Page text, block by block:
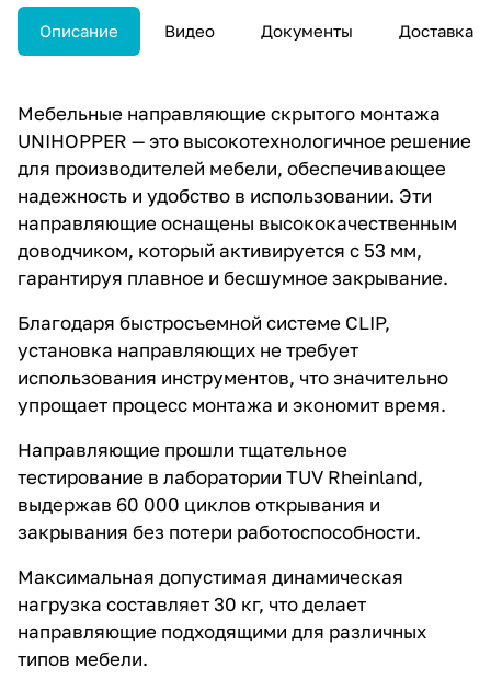
Описание Видео Документы Доставка
Мебельные направляющие скрытого монтажа
UNIHOPPER — это высокотехнологичное решение
для производителей мебели, обеспечивающее
надежность и удобство в использовании. Эти
направляющие оснащены высококачественным
доводчиком, который активируется с 53 мм,
гарантируя плавное и бесшумное закрывание.
Благодаря быстросъемной системе CLIP,
установка направляющих не требует
использования инструментов, что значительно
упрощает процесс монтажа и экономит время.
Направляющие прошли тщательное
тестирование в лаборатории TUV Rheinland,
выдержав 60 000 циклов открывания и
закрывания без потери работоспособности.
Максимальная допустимая динамическая
нагрузка составляет 30 кг, что делает
направляющие подходящими для различных
типов мебели.